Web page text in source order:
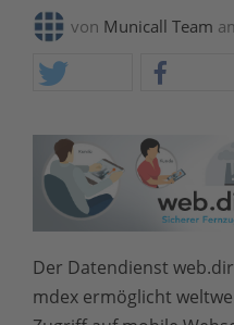
von Municall Team
Der Datendienst
mdex ermöglicht